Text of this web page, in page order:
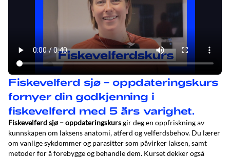
Fiskevelferd sjø – oppdateringskurs
fornyer din godkjenning i
fiskevelferd med 5 års varighet.
Fiskevelferd sjø – oppdateringskursgir deg en oppfriskning av
kunnskapen om laksens anatomi, atferd og velferdsbehov. Du lærer
om vanlige sykdommer og parasitter som påvirker laksen, samt
metoder for å forebygge og behandle dem. Kurset dekker også